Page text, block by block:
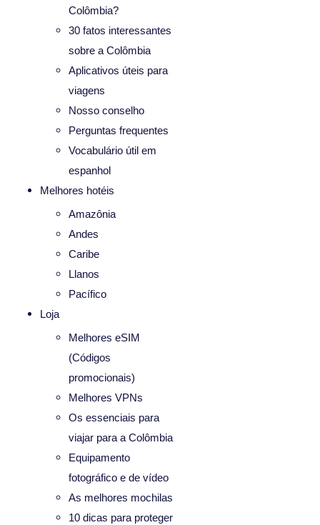
Colômbia?
30 fatos interessantes
sobre a Colômbia
Aplicativos úteis para
viagens
Nosso conselho
Perguntas frequentes
Vocabulário útil em
espanhol
Melhores hotéis
Amazônia
Andes
Caribe
Llanos
Pacífico
Loja
Melhores eSIM
(Códigos
promocionais)
Melhores VPNs
Os essenciais para
viajar para a Colômbia
Equipamento
fotográfico e de vídeo
As melhores mochilas
10 dicas para proteger